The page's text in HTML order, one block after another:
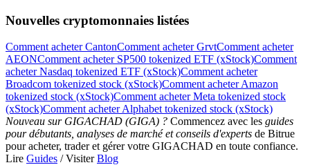
Nouvelles cryptomonnaies listées
Comment acheter CantonComment acheter GrvtComment acheter
AEONComment acheter SP500 tokenized ETF (xStock)Comment
acheter Nasdaq tokenized ETF (xStock)Comment acheter
Broadcom tokenized stock (xStock)Comment acheter Amazon
tokenized stock (xStock)Comment acheter Meta tokenized stock
(xStock)Comment acheter Alphabet tokenized stock (xStock)
Nouveau sur GIGACHAD (GIGA) ? Commencez avec les guides
pour débutants, analyses de marché et conseils d'experts de Bitrue
pour acheter, trader et gérer votre GIGACHAD en toute confiance.
Lire Guides / VisiterBlog